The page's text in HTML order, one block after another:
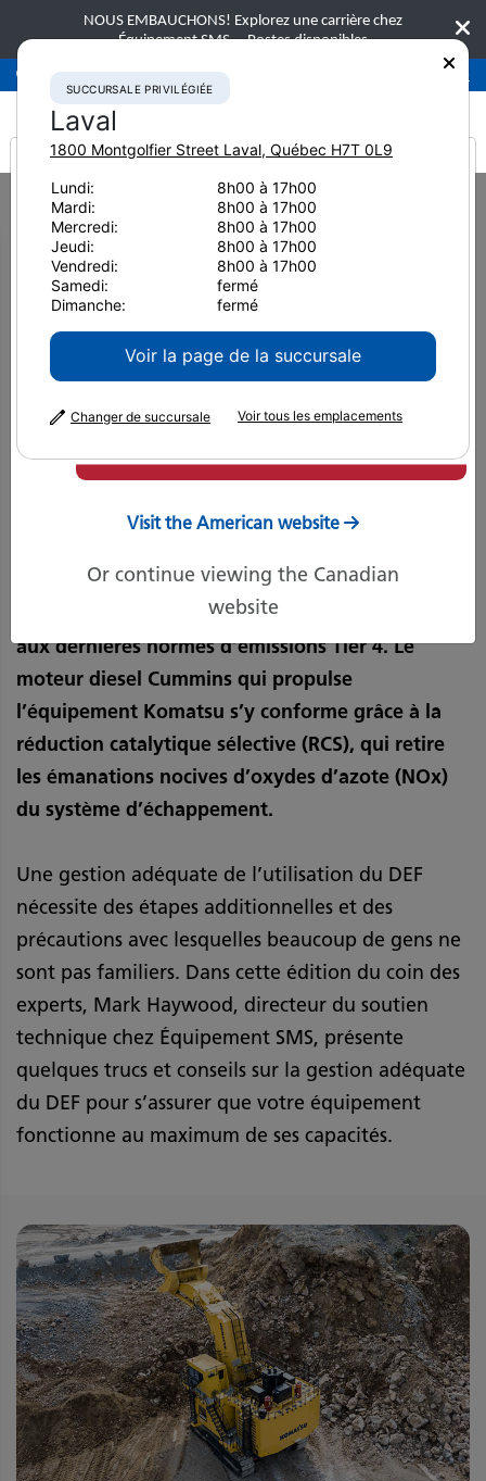
NOUS EMBAUCHONS! Explorez une carrière chez
Équipement SMS. Postes disponibles
Succursale privilégiéeLaval 450-781-9600
Home Nouvelles et ressources Article de presse
Conseils de gestion du DEF pour continuer à fonctionner proprement
Conseils de gestion du DEF
pour continuer à fonctionner
proprement
carboneutralité, de nombreuses mines effectuent
une transition vers un équipement qui répond
aux dernières normes d’émissions Tier 4. Le
moteur diesel Cummins qui propulse
l’équipement Komatsu s’y conforme grâce à la
réduction catalytique sélective (RCS), qui retire
les émanations nocives d’oxydes d’azote (NOx)
du système d’échappement.
Une gestion adéquate de l’utilisation du DEF
nécessite des étapes additionnelles et des
précautions avec lesquelles beaucoup de gens ne
sont pas familiers. Dans cette édition du coin des
experts, Mark Haywood, directeur du soutien
technique chez Équipement SMS, présente
quelques trucs et conseils sur la gestion adéquate
du DEF pour s’assurer que votre équipement
fonctionne au maximum de ses capacités.
It looks like you are
from America
Visit the American website
Or continue viewing the Canadian
website
SUCCURSALE PRIVILÉGIÉE
Laval
1800 Montgolfier Street Laval, Québec H7T 0L9
Lundi:
8h00 à 17h00
Mardi:
8h00 à 17h00
Mercredi:
8h00 à 17h00
Jeudi:
8h00 à 17h00
Vendredi:
8h00 à 17h00
Samedi:
fermé
Dimanche:
fermé
Voir la page de la succursale
Changer de succursale Voir tous les emplacements